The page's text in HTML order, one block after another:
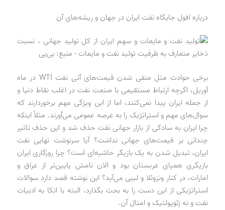
درباره افول جایگاه نفت ایران در جهان و ریشه‌های آن
برخی حوادث مثل منفی شدن قیمت‌های آتی نفت WTI در ماه
آوریل، اگرچه ارتباط مستقیمی با صنعت نفت در اغلب نقاط دنیا و
از جمله ایران پیدا نمی‌کنند، اما از این ویژگی مهم برخوردارند که
سوال‌های مهم و استراتژیک را به عرصه عمومی می‌آورند. مثلاً اینکه
چرا ایران به سادگی از بازار جهانی نفت حذف شد و این حذف تاثیر
چندانی بر قیمت‌های جهانی نداشت؟ آیا سرنوشت نهایی نفت
ایران، تبدیل شدن به یک بازیگر حاشیه‌ای است؟ چرا روزگاری ایران
بازیگری همپای عربستان بود و الان نامش پایین‌تر از عراق و
امارات، در کنار ونزوئلا و لیبی می‌آید؟ این نوشته قصد دارد سوالات
استراتژیکی از این دست را به بحث بگذارد، البته با اتکا به ادبیات
نفت و نه ژئوپولتیک و امثال آن.